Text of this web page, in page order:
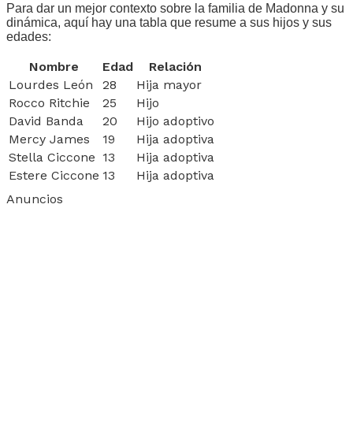
Para dar un mejor contexto sobre la familia de Madonna y su
dinámica, aquí hay una tabla que resume a sus hijos y sus
edades:
Nombre Edad
Relación
Lourdes León
28
Hija mayor
Rocco Ritchie
25
Hijo
David Banda
20
Hijo adoptivo
Mercy James
19
Hija adoptiva
Stella Ciccone 13
Hija adoptiva
Estere Ciccone 13
Hija adoptiva
Anuncios